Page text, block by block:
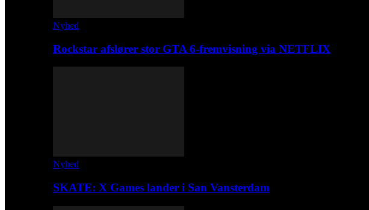
Nyhed
Rockstar afslører stor GTA 6-fremvisning via NETFLIX
Nyhed
SKATE: X Games lander i San Vansterdam